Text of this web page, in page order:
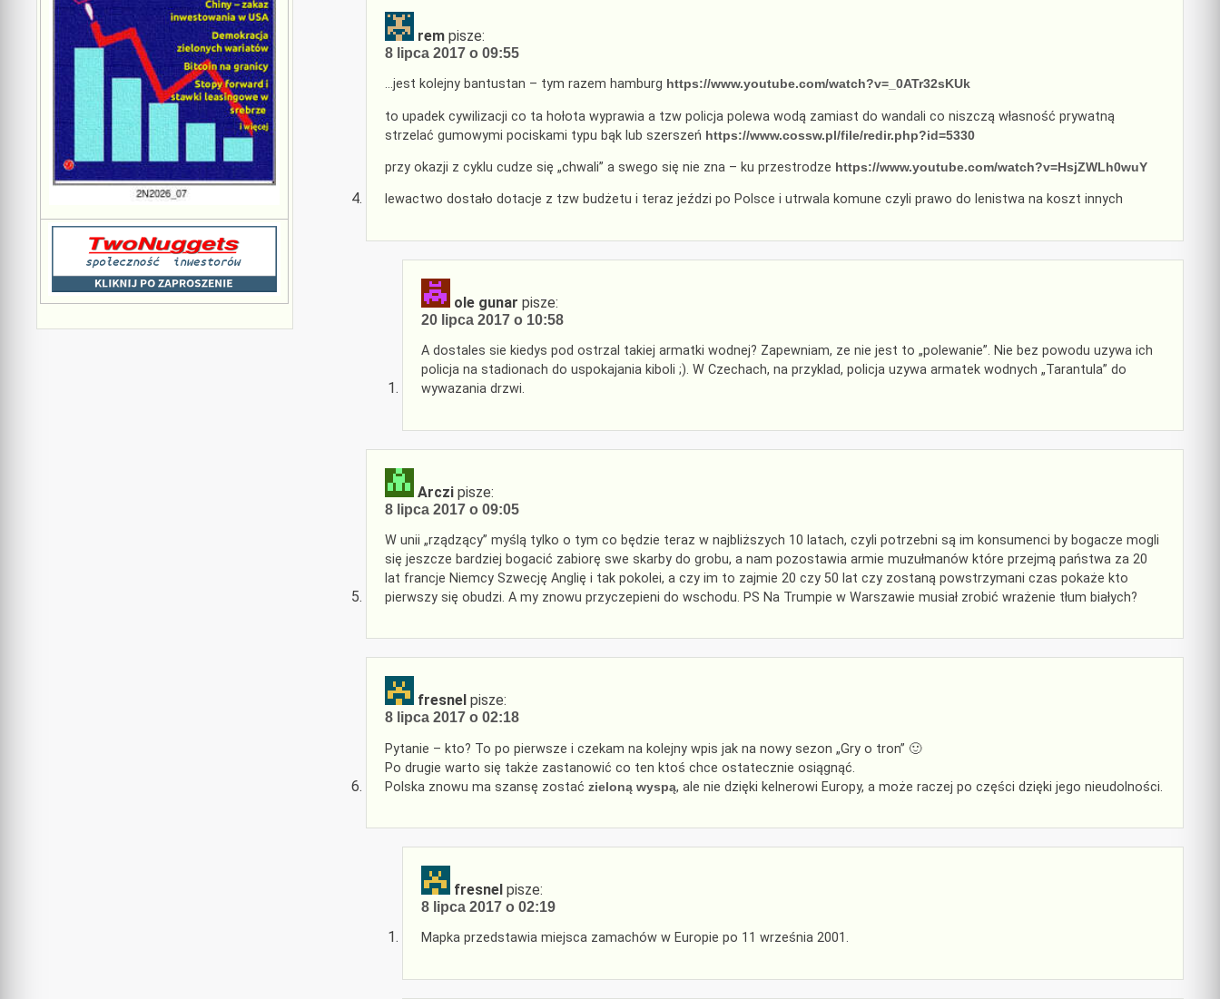
rem pisze:
8 lipca 2017 o 09:55
…jest kolejny bantustan – tym razem hamburg https://www.youtube.com/watch?v=_0ATr32sKUk
to upadek cywilizacji co ta hołota wyprawia a tzw policja polewa wodą zamiast do wandali co niszczą własność prywatną
strzelać gumowymi pociskami typu bąk lub szerszeń https://www.cossw.pl/file/redir.php?id=5330
przy okazji z cyklu cudze się „chwali” a swego się nie zna – ku przestrodze https://www.youtube.com/watch?v=HsjZWLh0wuY
lewactwo dostało dotacje z tzw budżetu i teraz jeździ po Polsce i utrwala komune czyli prawo do lenistwa na koszt innych
ole gunar pisze:
20 lipca 2017 o 10:58
A dostales sie kiedys pod ostrzal takiej armatki wodnej? Zapewniam, ze nie jest to „polewanie”. Nie bez powodu uzywa ich
policja na stadionach do uspokajania kiboli ;). W Czechach, na przyklad, policja uzywa armatek wodnych „Tarantula” do
wywazania drzwi.
Arczi pisze:
8 lipca 2017 o 09:05
W unii „rządzący” myślą tylko o tym co będzie teraz w najbliższych 10 latach, czyli potrzebni są im konsumenci by bogacze mogli
się jeszcze bardziej bogacić zabiorę swe skarby do grobu, a nam pozostawia armie muzułmanów które przejmą państwa za 20
lat francje Niemcy Szwecję Anglię i tak pokolei, a czy im to zajmie 20 czy 50 lat czy zostaną powstrzymani czas pokaże kto
pierwszy się obudzi. A my znowu przyczepieni do wschodu. PS Na Trumpie w Warszawie musiał zrobić wrażenie tłum białych?
fresnel pisze:
8 lipca 2017 o 02:18
Pytanie – kto? To po pierwsze i czekam na kolejny wpis jak na nowy sezon „Gry o tron” 🙂
Po drugie warto się także zastanowić co ten ktoś chce ostatecznie osiągnąć.
Polska znowu ma szansę zostać zieloną wyspą, ale nie dzięki kelnerowi Europy, a może raczej po części dzięki jego nieudolności.
fresnel pisze:
8 lipca 2017 o 02:19
Mapka przedstawia miejsca zamachów w Europie po 11 września 2001.